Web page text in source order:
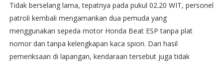
Tidak berselang lama, tepatnya pada pukul 02.20 WIT, personel
patroli kembali mengamankan dua pemuda yang
menggunakan sepeda motor Honda Beat ESP tanpa plat
nomor dan tanpa kelengkapan kaca spion. Dari hasil
pemeriksaan di lapangan, kendaraan tersebut juga tidak